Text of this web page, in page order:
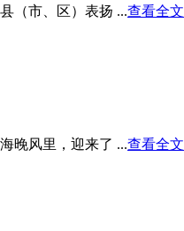
（市、区）表扬 ...查看全文
晚风里，迎来了 ...查看全文